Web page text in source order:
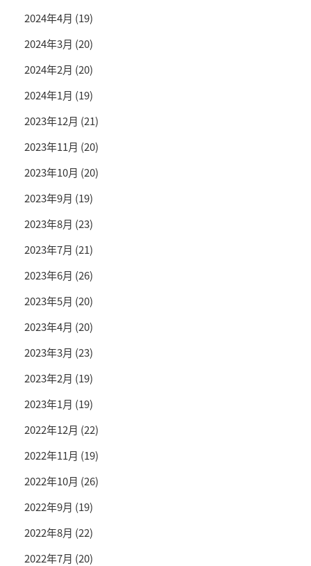
2024年4月 (19)
2024年3月 (20)
2024年2月 (20)
2024年1月 (19)
2023年12月 (21)
2023年11月 (20)
2023年10月 (20)
2023年9月 (19)
2023年8月 (23)
2023年7月 (21)
2023年6月 (26)
2023年5月 (20)
2023年4月 (20)
2023年3月 (23)
2023年2月 (19)
2023年1月 (19)
2022年12月 (22)
2022年11月 (19)
2022年10月 (26)
2022年9月 (19)
2022年8月 (22)
2022年7月 (20)